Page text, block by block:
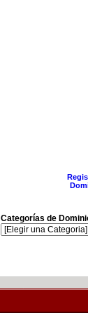
Categorías de